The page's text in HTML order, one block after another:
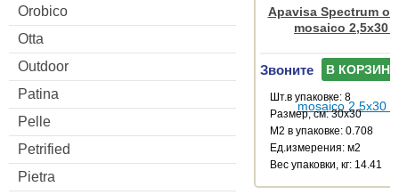
Orobico
Otta
Outdoor
Patina
Pelle
Petrified
Pietra
Apavisa Spectrum
mosaico 2,5x30
Звоните В КОРЗИНУ
Шт.в упаковке: 8
Размер, см: 30x30
М2 в упаковке: 0.708
Ед.измерения: м2
Веc упаковки, кг: 14.41